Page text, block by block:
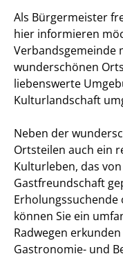
Als Bürgermeister
hier informieren
Verbandsgemeinde
wunderschönen
liebenswerte
Kulturlandschaft
Neben der
Ortsteilen auch ein
Kulturleben, das
Gastfreundschaft
können Sie ein
Radwegen
Gastronomie- und